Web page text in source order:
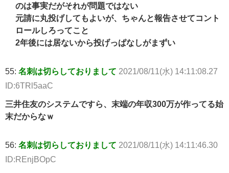
のは事実だがそれが問題ではない
元請に丸投げしてもよいが、ちゃんと報告させてコント
ロールしろってこと
2年後には居ないから投げっぱなしがまずい
55: 名刺は切らしておりまして 2021/08/11(水) 14:11:08.27
ID:6TRl5aaC
三井住友のシステムですら、末端の年収300万が作ってる始
末だからなｗ
56: 名刺は切らしておりまして 2021/08/11(水) 14:11:46.30
ID:REnjBOpC